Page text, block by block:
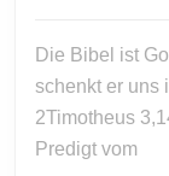
Die Bibel ist
schenkt er uns
2Timotheus
Predigt vom